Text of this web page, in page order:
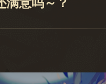
满意吗～？